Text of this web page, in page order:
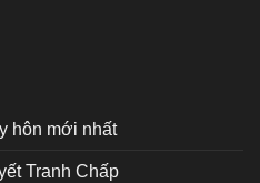
hôn mới nhất
Tranh Chấp